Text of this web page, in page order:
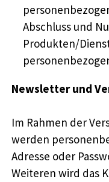
Abschluss und
Produkten/
Newsletter und
Im Rahmen der
werden
Adresse oder
Weiteren wird das